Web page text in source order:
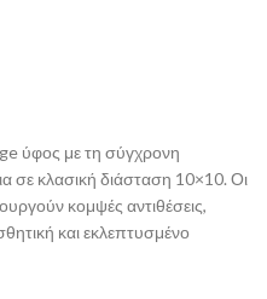
ύφος με τη σύγχρονη
σε κλασική διάσταση 10×10. Οι
κομψές αντιθέσεις,
και εκλεπτυσμένο